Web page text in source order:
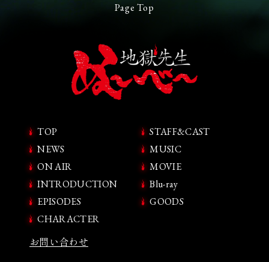
Page Top
TOP
NEWS
ON AIR
INTRODUCTION
EPISODES
CHARACTER
STAFF&CAST
MUSIC
MOVIE
Blu-ray
GOODS
お問い合わせ